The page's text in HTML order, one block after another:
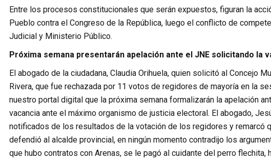
Entre los procesos constitucionales que serán expuestos, figuran la
Pueblo contra el Congreso de la República, luego el conflicto de
Judicial y Ministerio Público.
Próxima semana presentarán apelación ante el JNE solicitando la
El abogado de la ciudadana, Claudia Orihuela, quien solicitó al Concejo
Rivera, que fue rechazada por 11 votos de regidores de mayoría en la
nuestro portal digital que la próxima semana formalizarán la apelación
vacancia ante el máximo organismo de justicia electoral. El abogado,
notificados de los resultados de la votación de los regidores y remarcó
defendió al alcalde provincial, en ningún momento contradijo los
que hubo contratos con Arenas, se le pagó al cuidante del perro